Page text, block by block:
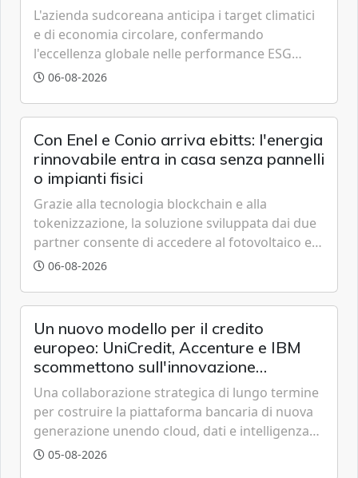
L'azienda sudcoreana anticipa i target climatici
e di economia circolare, confermando
l'eccellenza globale nelle performance ESG
grazie a innovazione, accessibilità e governance
06-08-2026
Con Enel e Conio arriva ebitts: l'energia
rinnovabile entra in casa senza pannelli
o impianti fisici
Grazie alla tecnologia blockchain e alla
tokenizzazione, la soluzione sviluppata dai due
partner consente di accedere al fotovoltaico e
all'eolico ottenendo risparmi diretti in bolletta,
06-08-2026
Un nuovo modello per il credito
europeo: UniCredit, Accenture e IBM
scommettono sull'innovazione
tecnologica
Una collaborazione strategica di lungo termine
per costruire la piattaforma bancaria di nuova
generazione unendo cloud, dati e intelligenza
artificiale.
05-08-2026